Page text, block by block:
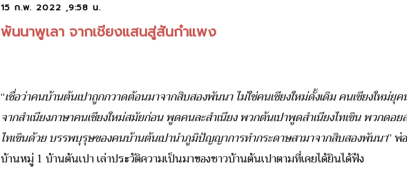
15 ก.พ. 2022 ,9:58 น.
พันนาพูเลา จากเชียงแสนสู่สันกำแพง
“เชื่อว่าคนบ้านต้นเปาถูกกวาดต้อนมาจากสิบสองพันนา ไม่ใช่คนเชียงใหม่ดั้งเดิม คนเชียงใหม่ยุ
จากสำเนียงภาษาคนเชียงใหม่สมัยก่อน พูดคนละสำเนียง พวกต้นเปาพูดสำเนียงไทเขิน พวกดอ
ไทเขินด้วย บรรพบุรุษของคนบ้านต้นเปานำภูมิปัญญาการทำกระดาษสามาจากสิบสองพันนา” พ่
บ้านหมู่ 1 บ้านต้นเปา เล่าประวัติความเป็นมาของชาวบ้านต้นเปาตามที่เคยได้ยินได้ฟัง